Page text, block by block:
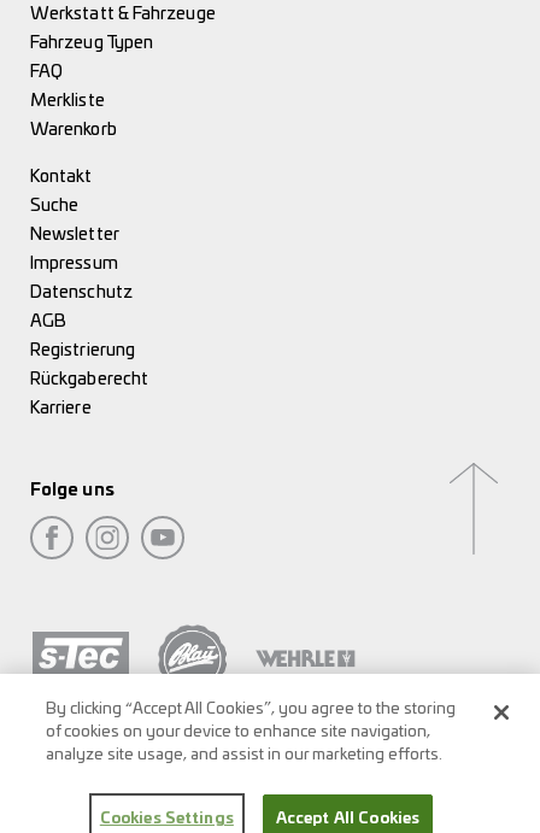
Werkstatt & Fahrzeuge
Fahrzeug Typen
FAQ
Merkliste
Warenkorb
Kontakt
Suche
Newsletter
Impressum
Datenschutz
AGB
Registrierung
Rückgaberecht
Karriere
Folge uns
By clicking “Accept All Cookies”, you agree to the storing
of cookies on your device to enhance site navigation,
analyze site usage, and assist in our marketing efforts.
Cookies Settings Accept All Cookies